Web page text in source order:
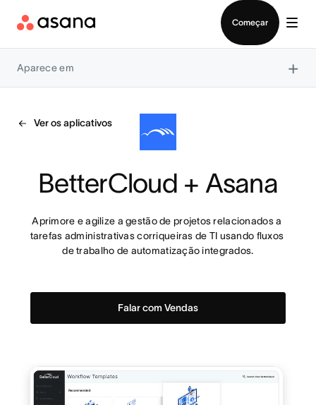
Começar
Aparece em ×
Ver os aplicativos
BetterCloud + Asana
Aprimore e agilize a gestão de projetos relacionados a
tarefas administrativas corriqueiras de TI usando fluxos
de trabalho de automatização integrados.
Falar com Vendas